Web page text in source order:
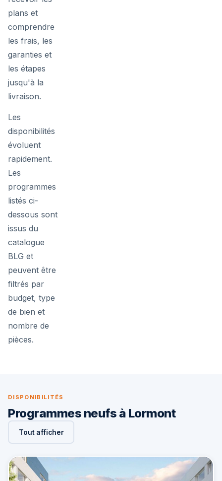
plans et
comprendre
les frais, les
garanties et
les étapes
jusqu'à la
livraison.
Les
disponibilités
évoluent
rapidement.
Les
programmes
listés ci-
dessous sont
issus du
catalogue
BLG et
peuvent être
filtrés par
budget, type
de bien et
nombre de
pièces.
DISPONIBILITÉS
Programmes neufs à Lormont
Tout afficher